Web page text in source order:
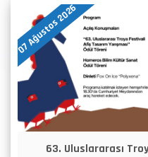
07 Ağustos 2026
63. Uluslararası